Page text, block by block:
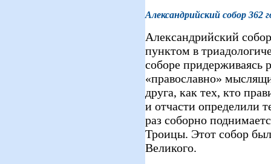
Александрийский собор 362
Александрийский
пунктом в
соборе придерживаясь
«православно»
друга, как тех, кто
и отчасти определили
раз соборно
Троицы. Этот собор
Великого.